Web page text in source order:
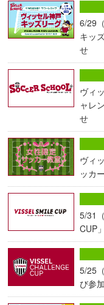
6/29
キッ
せ
ヴィ
ャレ
せ
ヴィ
ッカ
5/31
CUP
5/25
び参